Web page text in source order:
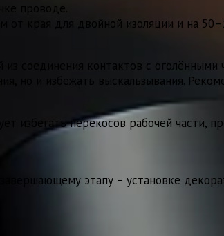
проводе.
от края для двойной изоляции и на
соединения контактов с
но и избежать выскальзывания.
избегать перекосов рабочей
этапу – установке